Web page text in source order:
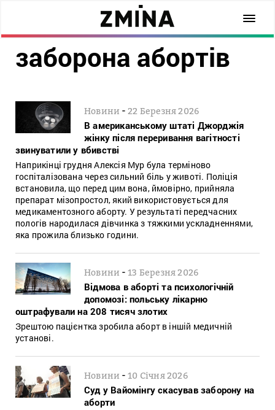
заборона абортів
Новини -22 Березня 2026
В американському штаті Джорджія
жінку після переривання вагітності
звинуватили у вбивстві
Наприкінці грудня Алексія Мур була терміново
госпіталізована через сильний біль у животі. Поліція
встановила, що перед цим вона, ймовірно, прийняла
препарат мізопростол, який використовується для
медикаментозного аборту. У результаті передчасних
пологів народилася дівчинка з тяжкими ускладненнями,
яка прожила близько години.
Новини -13 Березня 2026
Відмова в аборті та психологічній
допомозі: польську лікарню
оштрафували на 208 тисяч злотих
Зрештою пацієнтка зробила аборт в іншій медичній
установі.
Новини -10 Січня 2026
Суд у Вайомінгу скасував заборону на
аборти